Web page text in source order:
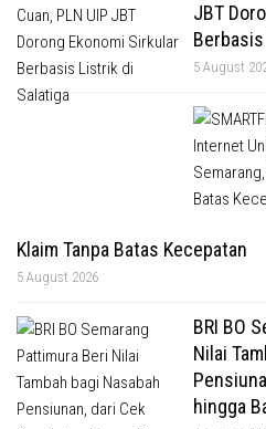
JBT
5 August
Klaim Tanpa Batas Kecepatan
5 August 2026
BRI BO
Nilai
hingga